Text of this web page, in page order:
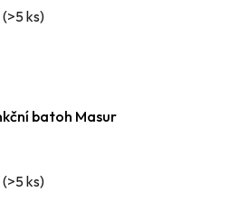
(>5 ks)
batoh Masur
(>5 ks)